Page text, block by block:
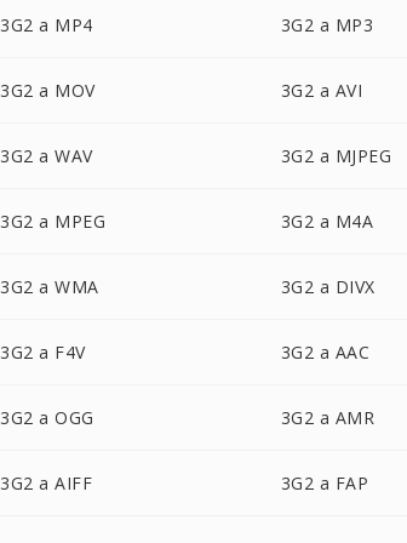
3G2 a MP4 3G2 a MP3
3G2 a MOV 3G2 a AVI
3G2 a WAV 3G2 a MJPEG
3G2 a MPEG 3G2 a M4A
3G2 a WMA 3G2 a DIVX
3G2 a F4V 3G2 a AAC
3G2 a OGG 3G2 a AMR
3G2 a AIFF 3G2 a FAP